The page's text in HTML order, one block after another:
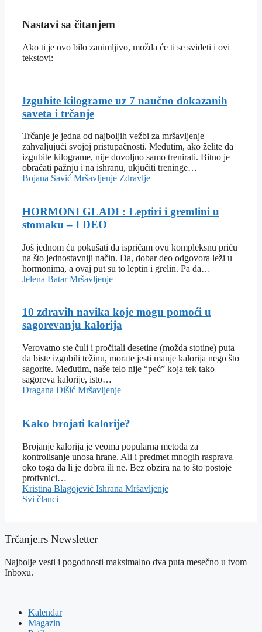
Nastavi sa čitanjem
Ako ti je ovo bilo zanimljivo, možda će ti se svideti i ovi
tekstovi:
Izgubite kilograme uz 7 naučno dokazanih
saveta i trčanje
Trčanje je jedna od najboljih vežbi za mršavljenje
zahvaljujući svojoj pristupačnosti. Međutim, ako želite da
izgubite kilograme, nije dovoljno samo trenirati. Bitno je
obraćati pažnju i na ishranu, ukjučiti treninge…
Bojana Savić Mršavljenje Zdravlje
HORMONI GLADI : Leptiri i gremlini u
stomaku – I DEO
Još jednom ću pokušati da ispričam ovu kompleksnu priču
na što jednostavniji način. Da, dobar deo odgovora leži u
hormonima, a ovaj put su to leptin i grelin. Pa da…
Jelena BatarMršavljenje
10 zdravih navika koje mogu pomoći u
sagorevanju kalorija
Verovatno ste čuli i pročitali desetine (možda stotine) puta
da biste izgubili težinu, morate jesti manje kalorija nego što
sagorite. Međutim, naše telo nije “peć” koja tek tako
sagoreva kalorije, isto…
Dragana Dišić Mršavljenje
Kako brojati kalorije?
Brojanje kalorija je veoma popularna metoda za
kontrolisanje unosa hrane. Ali i predmet mnogih rasprava
oko toga da li je dobra ili ne. Bez obzira na to što postoje
protivnici…
Kristina Blagojević Ishrana Mršavljenje
Svi članci
Trčanje.rs Newsletter
Najbolje vesti i pogodnosti maksimalno dva puta mesečno u tvom
Inboxu.
Kalendar
Magazin